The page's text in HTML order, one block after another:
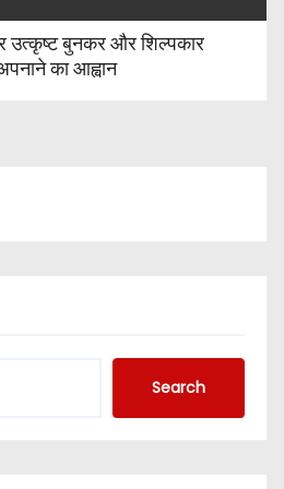
उत्कृष्ट बुनकर और शिल्पकार
का आह्वान
Search